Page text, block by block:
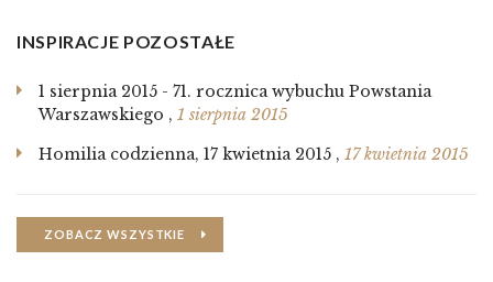
INSPIRACJE POZOSTAŁE
1 sierpnia 2015 - 71. rocznica wybuchu Powstania
Warszawskiego , 1 sierpnia 2015
Homilia codzienna, 17 kwietnia 2015 , 17 kwietnia 2015
ZOBACZ WSZYSTKIE